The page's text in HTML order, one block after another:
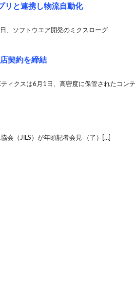
リと連携し物流自動化
、ソフトウエア開発のミクスローグ
契約を締結
ィクスは6月1日、高密度に保管されたコンテ
会（JILS）が年頭記者会見 （了）[…]